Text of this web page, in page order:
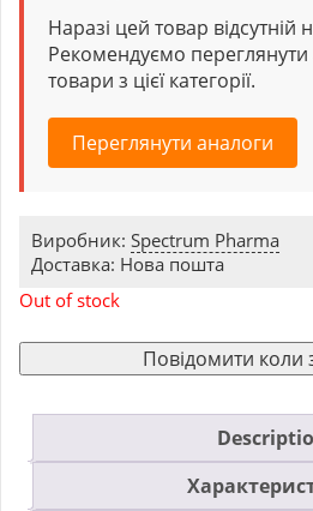
Наразі цей товар відсутній
Рекомендуємо переглянути
товари з цієї категорії.
Переглянути аналоги
Виробник: Spectrum Pharma
Доставка: Нова пошта
Out of stock
Повідомити коли